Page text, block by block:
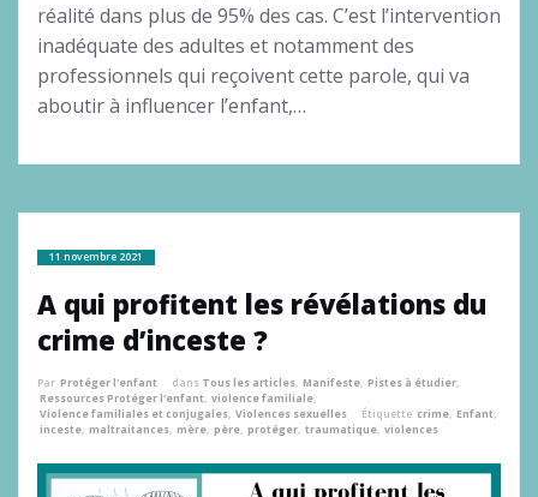
réalité dans plus de 95% des cas. C’est l’intervention
inadéquate des adultes et notamment des
professionnels qui reçoivent cette parole, qui va
aboutir à influencer l’enfant,…
11 novembre 2021
A qui profitent les révélations du
crime d’inceste ?
Par Protéger l'enfant dans Tous les articles, Manifeste, Pistes à étudier,
Ressources Protéger l'enfant, violence familiale,
Violence familiales et conjugales, Violences sexuelles Étiquette crime, Enfant,
inceste, maltraitances, mère, père, protéger, traumatique, violences